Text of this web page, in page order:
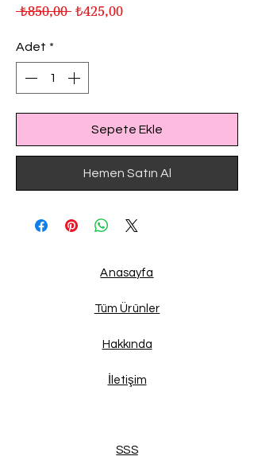
₺850,00 Normal
₺425,00İndirimli
Adet *
Sepete Ekle
Hemen Satın Al
Anasayfa
Tüm Ürünler
Hakkında
İletişim
SSS